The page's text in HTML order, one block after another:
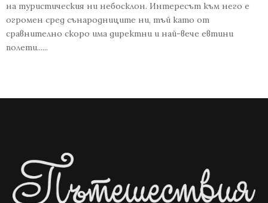
на туристическия ни небосклон. Интересът към него е
огромен сред сънародниците ни, тъй като от
сравнително скоро има директни и най-вече евтини
полети......